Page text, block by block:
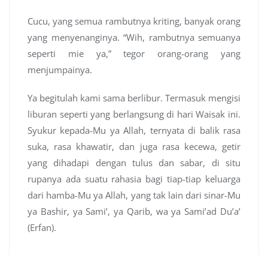
Cucu, yang semua rambutnya kriting, banyak orang
yang menyenanginya. “Wih, rambutnya semuanya
seperti mie ya,” tegor orang-orang yang
menjumpainya.
Ya begitulah kami sama berlibur. Termasuk mengisi
liburan seperti yang berlangsung di hari Waisak ini.
Syukur kepada-Mu ya Allah, ternyata di balik rasa
suka, rasa khawatir, dan juga rasa kecewa, getir
yang dihadapi dengan tulus dan sabar, di situ
rupanya ada suatu rahasia bagi tiap-tiap keluarga
dari hamba-Mu ya Allah, yang tak lain dari sinar-Mu
ya Bashir, ya Sami’, ya Qarib, wa ya Sami’ad Du’a’
(Erfan).